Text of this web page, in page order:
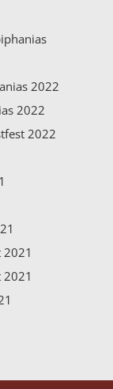
2022
2022
2022
2021